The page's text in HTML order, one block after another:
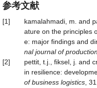
参考文献
[1]
kamalahmadi, m. and
ature on the principles
e: major findings and
nal journal of
[2]
pettit, t.j., fiksel, j. and
in resilience:
of business logistics ,